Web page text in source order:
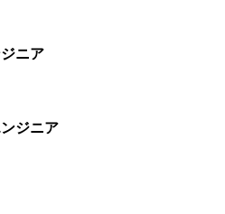
ニア
ジニア